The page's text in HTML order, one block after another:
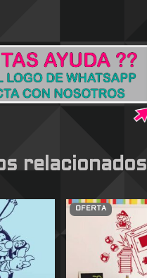
relacionados
OFERTA